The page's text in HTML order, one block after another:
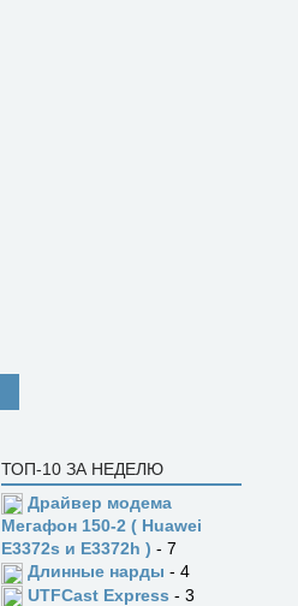
ТОП-10 ЗА НЕДЕЛЮ
Драйвер модема
Мегафон 150-2 ( Huawei
E3372s и E3372h ) - 7
Длинные нарды - 4
UTFCast Express - 3